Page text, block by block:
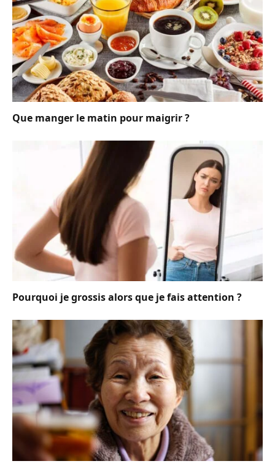
Que manger le matin pour maigrir ?
Pourquoi je grossis alors que je fais attention ?